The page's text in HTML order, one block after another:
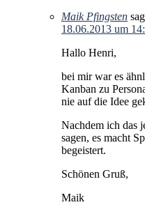
Maik Pfingsten
18.06.2013 um
Hallo Henri,
bei mir war es
Kanban zu
nie auf die Idee
Nachdem ich das
sagen, es macht
begeistert.
Schönen Gruß,
Maik